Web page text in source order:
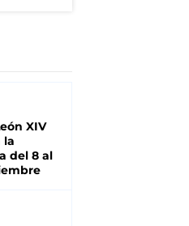
XIV
la
del 8 al